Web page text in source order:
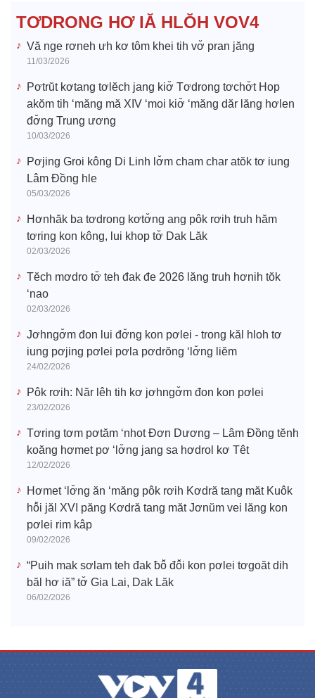
e
o
TƠDRONG HƠ IĂ HLŎH VOV4
Vă nge rơneh ưh kơ tôm khei tih vơ̆ pran jăng
11/03/2026
Pơtrŭt kơtang tơlĕch jang kiơ̆ Tơdrong tơchơ̆t Hop
akŏm tih ‘măng mă XIV ‘moi kiơ̆ ‘măng dăr lăng hơlen
đơ̆ng Trung ương
10/03/2026
Pơjing Groi kông Di Linh lơ̆m cham char atŏk tơ iung
Lâm Đồng hle
05/03/2026
Hơnhăk ba tơdrong kơtơ̆ng ang pôk rơih truh hăm
tơring kon kông, lui khop tơ̆ Dak Lăk
02/03/2026
Tĕch mơdro tơ̆ teh đak đe 2026 lăng truh hơnih tŏk
‘nao
02/03/2026
Jơhngơ̆m đon lui đơ̆ng kon pơlei - trong kăl hloh tơ
iung pơjing pơlei pơla pơdrŏng ‘lơ̆ng liĕm
24/02/2026
Pôk rơih: Năr lêh tih kơ jơhngơ̆m đon kon pơlei
23/02/2026
Tơring tơm pơtăm ‘nhot Đơn Dương – Lâm Đồng tĕnh
koăng hơmet pơ ‘lơ̆ng jang sa hơdrol kơ Têt
12/02/2026
Hơmet ‘lơ̆ng ăn ‘măng pôk rơih Kơdră tang măt Kuôk
hô̆i jăl XVI păng Kơdră tang măt Jơnŭm vei lăng kon
pơlei rim kâp
09/02/2026
“Puih mak sơlam teh đak ƀô̆ đô̆i kon pơlei tơgoăt dih
băl hơ iă” tơ̆ Gia Lai, Dak Lăk
06/02/2026